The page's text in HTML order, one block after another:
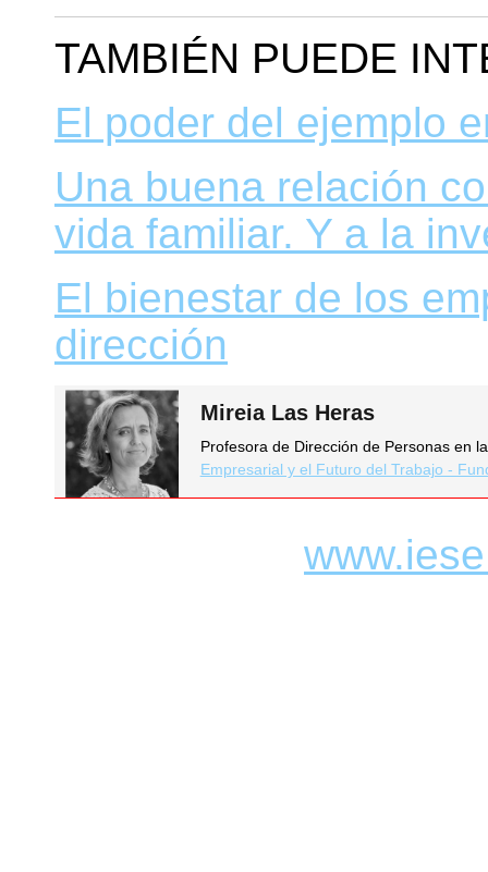
TAMBIÉN PUEDE
El poder del ejemplo
Una buena relación
vida familiar. Y a la
El bienestar de los
dirección
Mireia Las Heras
Profesora de Dirección de Personas en
Empresarial y el Futuro del Trabajo -